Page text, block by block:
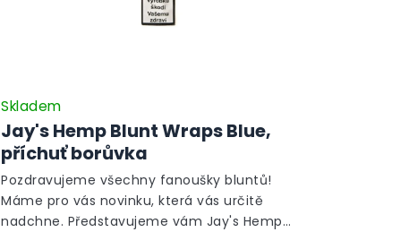
Jay's Hemp Blunt Wraps Blue,
příchuť borůvka
Skladem
Pozdravujeme všechny fanoušky bluntů!
Máme pro vás novinku, která vás určitě
nadchne. Představujeme vám Jay's Hemp